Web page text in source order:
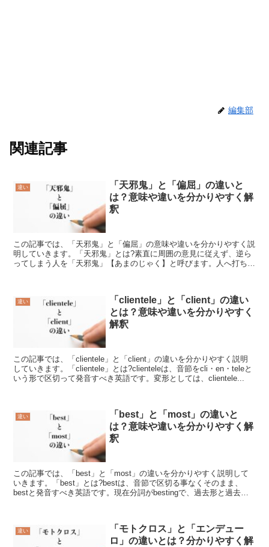
編集部
関連記事
違い
「天邪鬼」と「偏屈」の違いと
は？意味や違いを分かりやすく解
釈
この記事では、「天邪鬼」と「偏屈」の意味や違いを分かりやすく説
明していきます。「天邪鬼」とは?素直に周囲の意見に従えず、逆ら
ってしまう人を「天邪鬼」【あまのじゃく】と呼びます。人へ打ち解
違い
「clientele」と「client」の違い
とは？意味や違いを分かりやすく
解釈
この記事では、「clientele」と「client」の違いを分かりやすく説明
していきます。「clientele」とは?clienteleは、音節をcli・en・teleと
いう形で区切って発音すべき英語です。変形としては、clientele...
違い
「best」と「most」の違いと
は？意味や違いを分かりやすく解
釈
この記事では、「best」と「most」の違いを分かりやすく説明して
いきます。「best」とは?bestは、音節で区切る事なくそのまま、
bestと発音すべき英語です。現在分詞がbestingで、過去形と過去分
違い
「モトクロス」と「エンデュー
ロ」の違いとは？分かりやすく解